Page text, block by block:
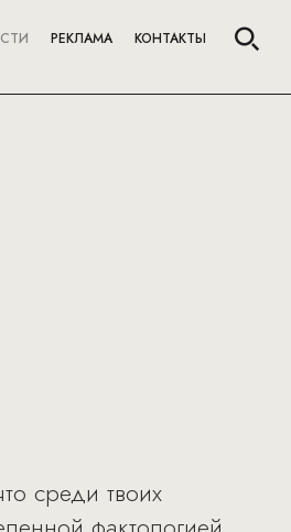
РЕКЛАМА КОНТАКТЫ
среди твоих